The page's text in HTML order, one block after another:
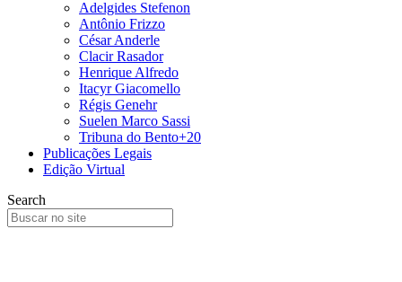
Adelgides Stefenon
Antônio Frizzo
César Anderle
Clacir Rasador
Henrique Alfredo
Itacyr Giacomello
Régis Genehr
Suelen Marco Sassi
Tribuna do Bento+20
Publicações Legais
Edição Virtual
Search